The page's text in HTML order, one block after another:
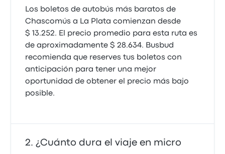
Los boletos de autobús más baratos de
Chascomús a La Plata comienzan desde
$ 13.252. El precio promedio para esta ruta es
de aproximadamente $ 28.634. Busbud
recomienda que reserves tus boletos con
anticipación para tener una mejor
oportunidad de obtener el precio más bajo
posible.
¿Cuánto dura el viaje en micro